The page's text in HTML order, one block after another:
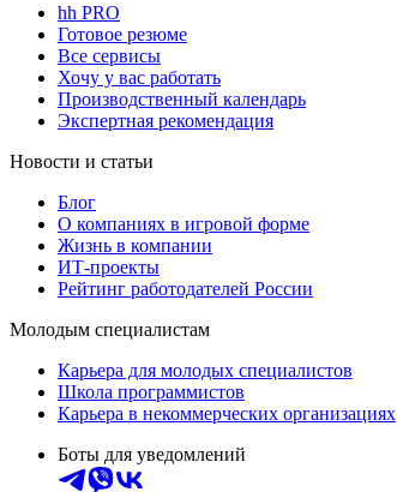
hh PRO
Готовое резюме
Все сервисы
Хочу у вас работать
Производственный календарь
Экспертная рекомендация
Новости и статьи
Блог
О компаниях в игровой форме
Жизнь в компании
ИТ-проекты
Рейтинг работодателей России
Молодым специалистам
Карьера для молодых специалистов
Школа программистов
Карьера в некоммерческих организациях
Боты для уведомлений